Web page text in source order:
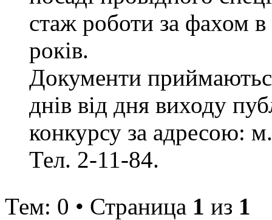
стаж роботи за фахом
років.
Документи
днів від дня виходу
конкурсу за адресою:
Тел. 2-11-84.
Тем: 0 • Страница 1 из 1